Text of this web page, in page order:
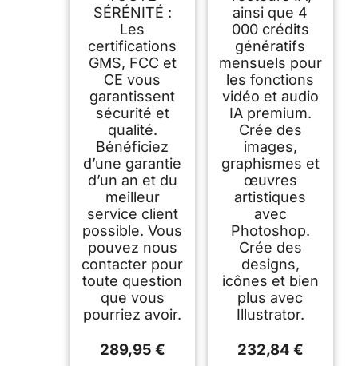
SÉRÉNITÉ :
Les
certifications
GMS, FCC et
CE vous
garantissent
sécurité et
qualité.
Bénéficiez
d’une garantie
d’un an et du
meilleur
service client
possible. Vous
pouvez nous
contacter pour
toute question
que vous
pourriez avoir.
289,95 €
ainsi que 4
000 crédits
génératifs
mensuels pour
les fonctions
vidéo et audio
IA premium.
Crée des
images,
graphismes et
œuvres
artistiques
avec
Photoshop.
Crée des
designs,
icônes et bien
plus avec
Illustrator.
232,84 €